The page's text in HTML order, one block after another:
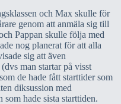
och Max skulle för
genom att anmäla sig till
Pappan skulle följa med
nog planerat för att alla
sig att även
man startar på visst
de hade fått starttider som
diksussion med
hade sista starttiden.